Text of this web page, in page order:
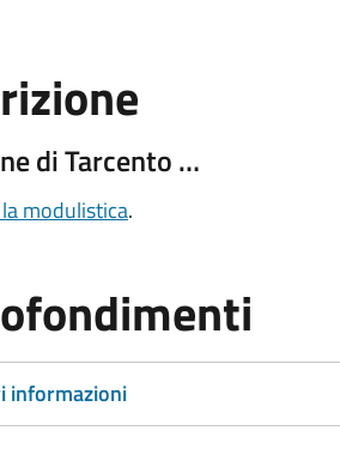
di Tarcento …
modulistica.
informazioni